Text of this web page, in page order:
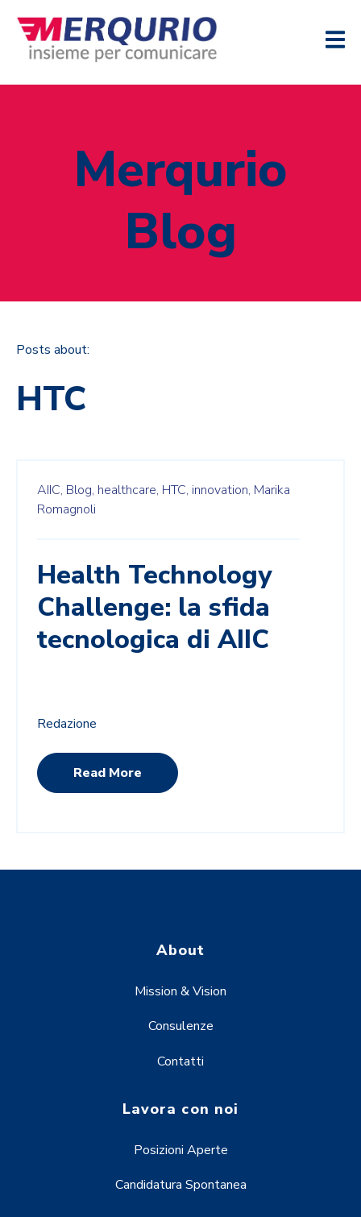
Merqurio
Blog
Posts about:
HTC
AIIC, Blog, healthcare, HTC, innovation, Marika
Romagnoli
Health Technology
Challenge: la sfida
tecnologica di AIIC
Redazione
Read More
About
Mission & Vision
Consulenze
Contatti
Lavora con noi
Posizioni Aperte
Candidatura Spontanea